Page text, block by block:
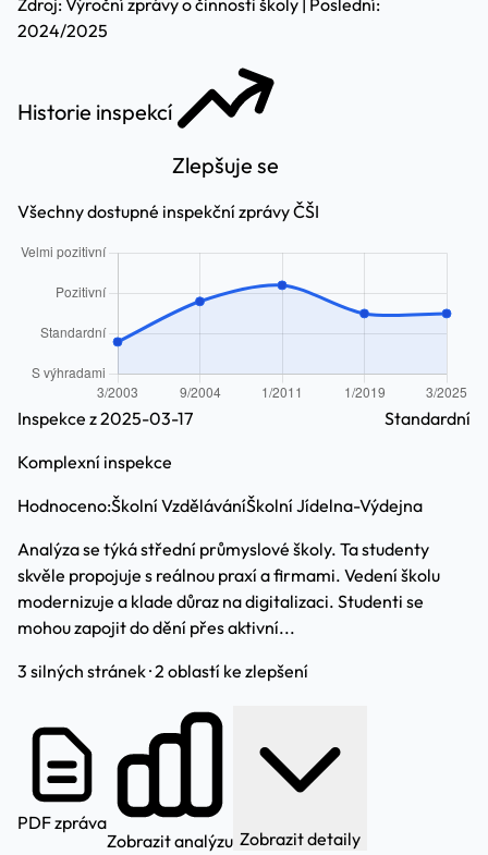
Zdroj: Výroční zprávy o činnosti školy | Poslední:
2024/2025
Historie inspekcí
Zlepšuje se
Všechny dostupné inspekční zprávy ČŠI
Inspekce z 2025-03-17
Komplexní inspekce
Standardní
Hodnoceno:Školní VzděláváníŠkolní Jídelna-Výdejna
Analýza se týká střední průmyslové školy. Ta studenty
skvěle propojuje s reálnou praxí a firmami. Vedení školu
modernizuje a klade důraz na digitalizaci. Studenti se
mohou zapojit do dění přes aktivní...
3 silných stránek · 2 oblastí ke zlepšení
PDF zpráva
Zobrazit analýzu Zobrazit detaily